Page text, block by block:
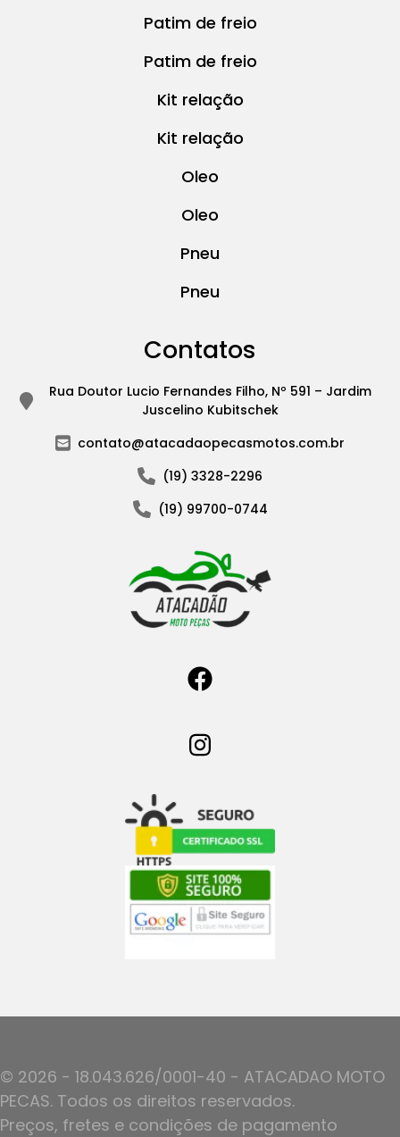
Patim de freio
Patim de freio
Kit relação
Kit relação
Oleo
Oleo
Pneu
Pneu
Contatos
Rua Doutor Lucio Fernandes Filho, Nº 591 – Jardim
Juscelino Kubitschek
contato@atacadaopecasmotos.com.br
(19) 3328-2296
(19) 99700-0744
© 2026 - 18.043.626/0001-40 - ATACADAO MOTO
PECAS. Todos os direitos reservados.
Preços, fretes e condições de pagamento